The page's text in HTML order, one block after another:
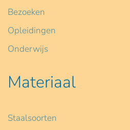
Bezoeken
Opleidingen
Onderwijs
Materiaal
Staalsoorten